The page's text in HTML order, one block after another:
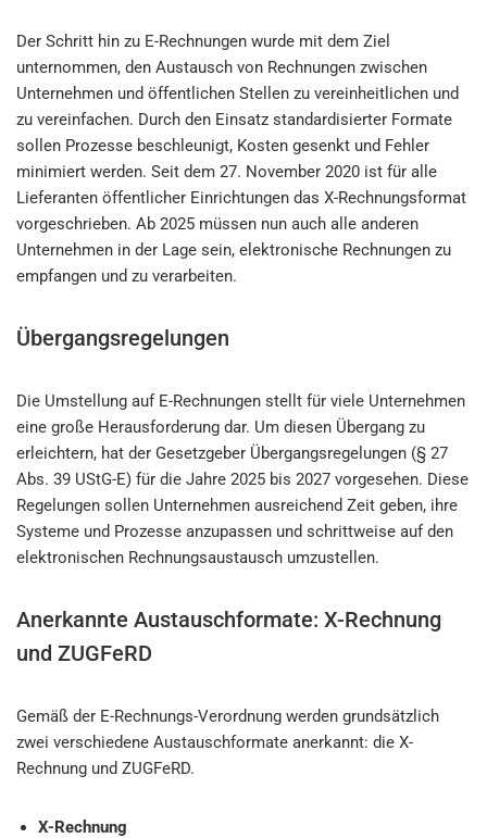
Der Schritt hin zu E-Rechnungen wurde mit dem Ziel
unternommen, den Austausch von Rechnungen zwischen
Unternehmen und öffentlichen Stellen zu vereinheitlichen und
zu vereinfachen. Durch den Einsatz standardisierter Formate
sollen Prozesse beschleunigt, Kosten gesenkt und Fehler
minimiert werden. Seit dem 27. November 2020 ist für alle
Lieferanten öffentlicher Einrichtungen das X-Rechnungsformat
vorgeschrieben. Ab 2025 müssen nun auch alle anderen
Unternehmen in der Lage sein, elektronische Rechnungen zu
empfangen und zu verarbeiten.
Übergangsregelungen
Die Umstellung auf E-Rechnungen stellt für viele Unternehmen
eine große Herausforderung dar. Um diesen Übergang zu
erleichtern, hat der Gesetzgeber Übergangsregelungen (§ 27
Abs. 39 UStG-E) für die Jahre 2025 bis 2027 vorgesehen. Diese
Regelungen sollen Unternehmen ausreichend Zeit geben, ihre
Systeme und Prozesse anzupassen und schrittweise auf den
elektronischen Rechnungsaustausch umzustellen.
Anerkannte Austauschformate: X-Rechnung
und ZUGFeRD
Gemäß der E-Rechnungs-Verordnung werden grundsätzlich
zwei verschiedene Austauschformate anerkannt: die X-
Rechnung und ZUGFeRD.
X-Rechnung